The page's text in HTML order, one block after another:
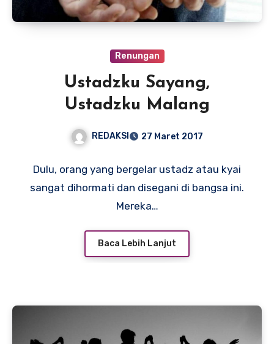
Renungan
Ustadzku Sayang,
Ustadzku Malang
REDAKSI 27 Maret 2017
Dulu, orang yang bergelar ustadz atau kyai
sangat dihormati dan disegani di bangsa ini.
Mereka…
Baca Lebih Lanjut